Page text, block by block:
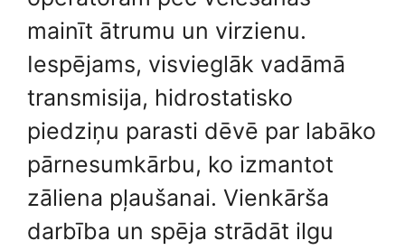
mainīt ātrumu un virzienu.
Iespējams, visvieglāk vadāmā
transmisija, hidrostatisko
piedziņu parasti dēvē par labāko
pārnesumkārbu, ko izmantot
zāliena pļaušanai. Vienkārša
darbība un spēja strādāt ilgu